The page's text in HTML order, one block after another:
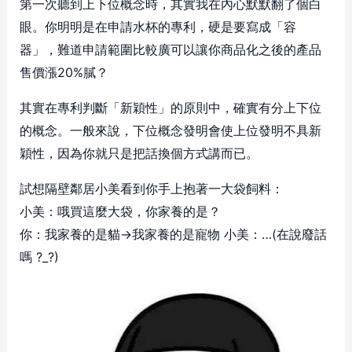
第一次聽到上下位概念時，其實我在內心默默翻了個白
眼。你明明是在申請水杯的專利，硬是要寫成「容
器」，難道申請範圍比較廣可以讓你商品化之後的產品
售價漲20%膩？
其實在專利判斷「新穎性」的原則中，確實有分上下位
的概念。一般來說，下位概念發明會使上位發明不具新
穎性，因為你就只是把話換個方式講而已。
試想隔壁鄰居小美看到你手上抱著一大袋飼料：
小美：哦買這麼大袋，你家養的是？
你：我家養的是貓→我家養的是寵物 小美：…(在說廢話
嗎 ?_?)